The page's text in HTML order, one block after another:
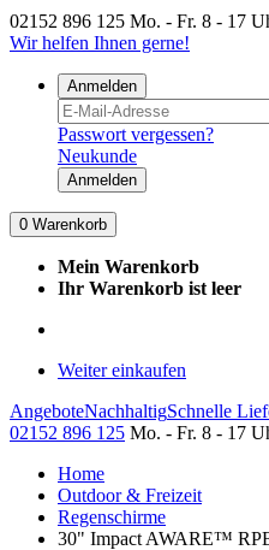
02152 896 125 Mo. - Fr. 8 - 17
Wir helfen Ihnen gerne!
Anmelden
Passwort vergessen?
Neukunde
Anmelden
0 Warenkorb
Mein Warenkorb
Ihr Warenkorb ist leer
Weiter einkaufen
AngeboteNachhaltigSchnelle
02152 896 125 Mo. - Fr. 8 - 17
Home
Outdoor & Freizeit
Regenschirme
30" Impact AWARE™